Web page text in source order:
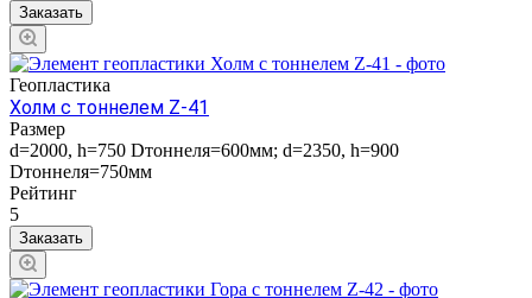
Заказать
Геопластика
Холм с тоннелем Z-41
Размер
d=2000, h=750 Dтоннеля=600мм; d=2350, h=900
Dтоннеля=750мм
Рейтинг
5
Заказать